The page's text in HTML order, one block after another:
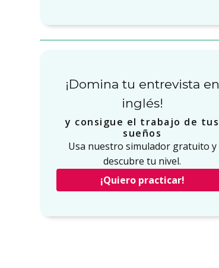
¡Domina tu entrevista en
inglés!
y consigue el trabajo de tus
sueños
Usa nuestro simulador gratuito y
descubre tu nivel.
¡Quiero practicar!